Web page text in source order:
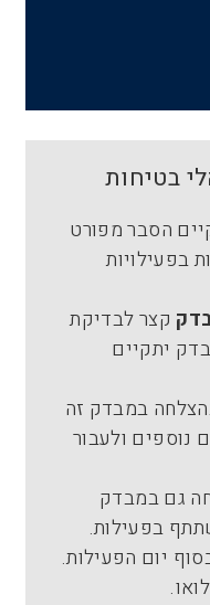
בטיחות
הסבר מפורט
בפעילויות
קצר לבדיקת
יתקיים
במבדק זה
נוספים ולעבור
גם במבדק
בפעילות.
יום הפעילות.